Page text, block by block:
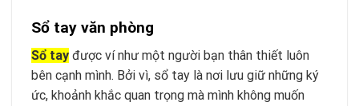
Sổ tay văn phòng
Sổ tay được ví như một người bạn thân thiết luôn
bên cạnh mình. Bởi vì, sổ tay là nơi lưu giữ những ký
ức, khoảnh khắc quan trọng mà mình không muốn